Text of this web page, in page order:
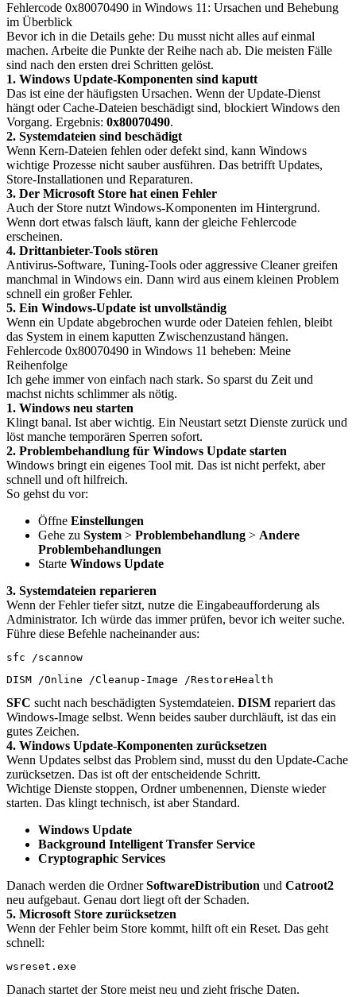
Fehlercode 0x80070490 in Windows 11: Ursachen und Behebung
im Überblick
Bevor ich in die Details gehe: Du musst nicht alles auf einmal
machen. Arbeite die Punkte der Reihe nach ab. Die meisten Fälle
sind nach den ersten drei Schritten gelöst.
1. Windows Update-Komponenten sind kaputt
Das ist eine der häufigsten Ursachen. Wenn der Update-Dienst
hängt oder Cache-Dateien beschädigt sind, blockiert Windows den
Vorgang. Ergebnis: 0x80070490.
2. Systemdateien sind beschädigt
Wenn Kern-Dateien fehlen oder defekt sind, kann Windows
wichtige Prozesse nicht sauber ausführen. Das betrifft Updates,
Store-Installationen und Reparaturen.
3. Der Microsoft Store hat einen Fehler
Auch der Store nutzt Windows-Komponenten im Hintergrund.
Wenn dort etwas falsch läuft, kann der gleiche Fehlercode
erscheinen.
4. Drittanbieter-Tools stören
Antivirus-Software, Tuning-Tools oder aggressive Cleaner greifen
manchmal in Windows ein. Dann wird aus einem kleinen Problem
schnell ein großer Fehler.
5. Ein Windows-Update ist unvollständig
Wenn ein Update abgebrochen wurde oder Dateien fehlen, bleibt
das System in einem kaputten Zwischenzustand hängen.
Fehlercode 0x80070490 in Windows 11 beheben: Meine
Reihenfolge
Ich gehe immer von einfach nach stark. So sparst du Zeit und
machst nichts schlimmer als nötig.
1. Windows neu starten
Klingt banal. Ist aber wichtig. Ein Neustart setzt Dienste zurück und
löst manche temporären Sperren sofort.
2. Problembehandlung für Windows Update starten
Windows bringt ein eigenes Tool mit. Das ist nicht perfekt, aber
schnell und oft hilfreich.
So gehst du vor:
Öffne Einstellungen
Gehe zu System > Problembehandlung > Andere
Problembehandlungen
Starte Windows Update
3. Systemdateien reparieren
Wenn der Fehler tiefer sitzt, nutze die Eingabeaufforderung als
Administrator. Ich würde das immer prüfen, bevor ich weiter suche.
Führe diese Befehle nacheinander aus:
sfc /scannow
DISM /Online /Cleanup-Image /RestoreHealth
SFC sucht nach beschädigten Systemdateien. DISM repariert das
Windows-Image selbst. Wenn beides sauber durchläuft, ist das ein
gutes Zeichen.
4. Windows Update-Komponenten zurücksetzen
Wenn Updates selbst das Problem sind, musst du den Update-Cache
zurücksetzen. Das ist oft der entscheidende Schritt.
Wichtige Dienste stoppen, Ordner umbenennen, Dienste wieder
starten. Das klingt technisch, ist aber Standard.
Windows Update
Background Intelligent Transfer Service
Cryptographic Services
Danach werden die OrdnerSoftwareDistribution und Catroot2
neu aufgebaut. Genau dort liegt oft der Schaden.
5. Microsoft Store zurücksetzen
Wenn der Fehler beim Store kommt, hilft oft ein Reset. Das geht
schnell:
wsreset.exe
Danach startet der Store meist neu und zieht frische Daten.